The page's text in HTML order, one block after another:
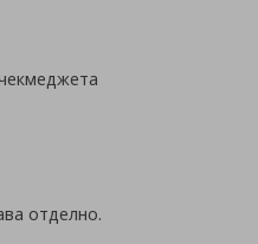
отделно.